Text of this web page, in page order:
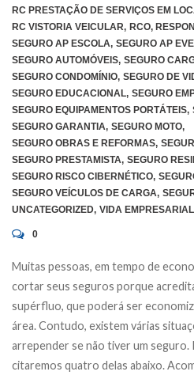
RC PRESTAÇÃO DE SERVIÇOS EM
RC VISTORIA VEICULAR, RCO,
SEGURO AP ESCOLA, SEGURO AP
SEGURO AUTOMÓVEIS, SEGURO
SEGURO CONDOMÍNIO, SEGURO DE
SEGURO EDUCACIONAL, SEGURO
SEGURO EQUIPAMENTOS PORTÁTEIS,
SEGURO GARANTIA, SEGURO MOTO,
SEGURO OBRAS E REFORMAS,
SEGURO PRESTAMISTA, SEGURO
SEGURO RISCO CIBERNÉTICO,
SEGURO VEÍCULOS DE CARGA,
UNCATEGORIZED, VIDA EMPRESARIAL
0
Muitas pessoas, em tempo de
cortar seus seguros porque
supérfluo, que poderá ser
área. Contudo, existem várias
arrepender se não tiver um seguro.
citaremos quatro delas abaixo.